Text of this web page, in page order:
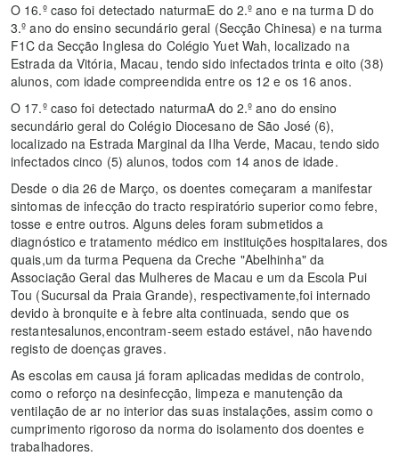
O 16.º caso foi detectado naturmaE do 2.º ano e na turma D do
3.º ano do ensino secundário geral (Secção Chinesa) e na turma
F1C da Secção Inglesa do Colégio Yuet Wah, localizado na
Estrada da Vitória, Macau, tendo sido infectados trinta e oito (38)
alunos, com idade compreendida entre os 12 e os 16 anos.
O 17.º caso foi detectado naturmaA do 2.º ano do ensino
secundário geral do Colégio Diocesano de São José (6),
localizado na Estrada Marginal da Ilha Verde, Macau, tendo sido
infectados cinco (5) alunos, todos com 14 anos de idade.
Desde o dia 26 de Março, os doentes começaram a manifestar
sintomas de infecção do tracto respiratório superior como febre,
tosse e entre outros. Alguns deles foram submetidos a
diagnóstico e tratamento médico em instituições hospitalares, dos
quais,um da turma Pequena da Creche "Abelhinha" da
Associação Geral das Mulheres de Macau e um da Escola Pui
Tou (Sucursal da Praia Grande), respectivamente,foi internado
devido à bronquite e à febre alta continuada, sendo que os
restantesalunos,encontram-seem estado estável, não havendo
registo de doenças graves.
As escolas em causa já foram aplicadas medidas de controlo,
como o reforço na desinfecção, limpeza e manutenção da
ventilação de ar no interior das suas instalações, assim como o
cumprimento rigoroso da norma do isolamento dos doentes e
trabalhadores.